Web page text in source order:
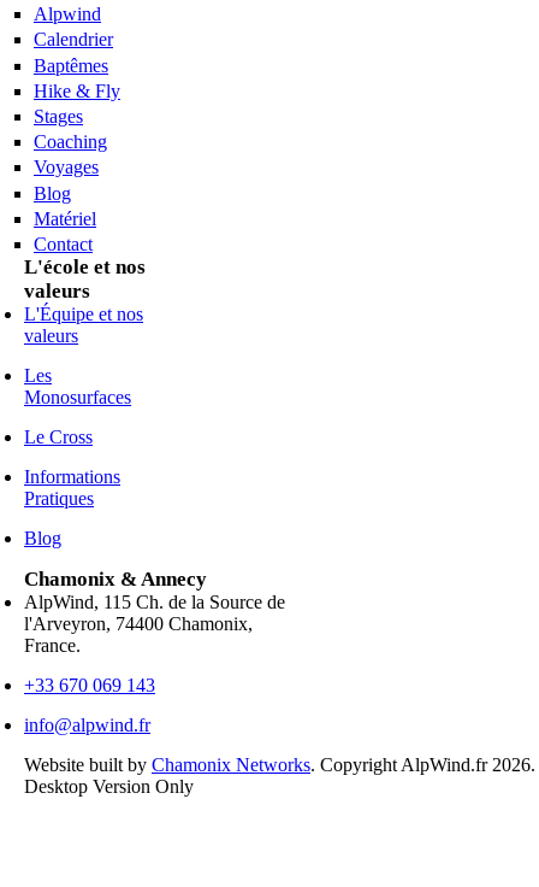
Alpwind
Calendrier
Baptêmes
Hike & Fly
Stages
Coaching
Voyages
Blog
Matériel
Contact
L'école et nos
valeurs
L'Équipe et nos
valeurs
Les
Monosurfaces
Le Cross
Informations
Pratiques
Blog
Chamonix & Annecy
AlpWind, 115 Ch. de la Source de
l'Arveyron, 74400 Chamonix,
France.
+33 670 069 143
info@alpwind.fr
Website built by Chamonix Networks. Copyright AlpWind.fr 2026.
Desktop Version Only